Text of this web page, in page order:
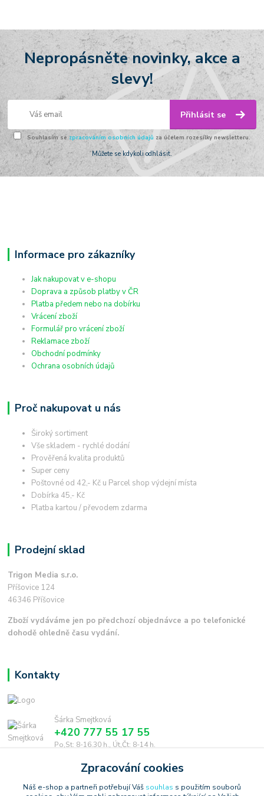
Nepropásněte novinky, akce a
slevy!
Přihlásit se
Souhlasím se zpracováním osobních údajů za účelem rozesílky newsletteru.
Můžete se kdykoli odhlásit.
Informace pro zákazníky
Jak nakupovat v e-shopu
Doprava a způsob platby v ČR
Platba předem nebo na dobírku
Vrácení zboží
Formulář pro vrácení zboží
Reklamace zboží
Obchodní podmínky
Ochrana osobních údajů
Proč nakupovat u nás
Široký sortiment
Vše skladem - rychlé dodání
Prověřená kvalita produktů
Super ceny
Poštovné od 42,- Kč u Parcel shop výdejní místa
Dobírka 45,- Kč
Platba kartou / převodem zdarma
Prodejní sklad
Trigon Media s.r.o.
Příšovice 124
46346 Příšovice
Zboží vydáváme jen po předchozí objednávce a po telefonické
dohodě ohledně času vydání.
Kontakty
Šárka Smejtková
+420 777 55 17 55
Po,St: 8-16.30 h., Út,Čt: 8-14 h.
smejtkova@trigonmedia.czZpracování cookies
Náš e-shop a partneři potřebují Váš souhlas s použitím souborů